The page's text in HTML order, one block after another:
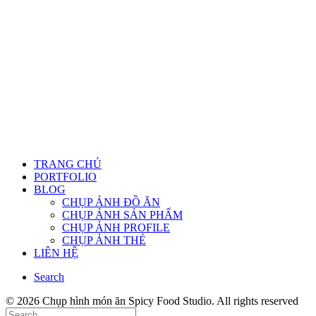
TRANG CHỦ
PORTFOLIO
BLOG
CHỤP ẢNH ĐỒ ĂN
CHỤP ẢNH SẢN PHẨM
CHỤP ẢNH PROFILE
CHỤP ẢNH THẺ
LIÊN HỆ
Search
© 2026 Chụp hình món ăn Spicy Food Studio. All rights reserved